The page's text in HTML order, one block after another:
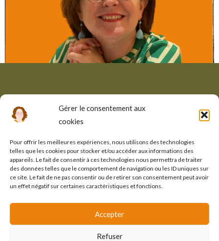
Gérer le consentement aux
cookies
Pour offrir les meilleures expériences, nous utilisons des technologies
telles que les cookies pour stocker et/ou accéder aux informations des
appareils. Le fait de consentir à ces technologies nous permettra de traiter
des données telles que le comportement de navigation ou les ID uniques sur
ce site. Le fait de ne pas consentir ou de retirer son consentement peut avoir
un effet négatif sur certaines caractéristiques et fonctions.
Accepter
Refuser
Vous avez des besoins en
communication digitale ?